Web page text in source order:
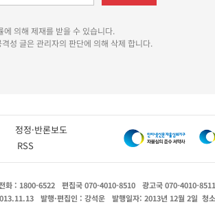
의해 제재를 받을 수 있습니다.
성 글은 관리자의 판단에 의해 삭제 합니다.
정정·반론보도
RSS
화 : 1800-6522 편집국 070-4010-8510
광고국 070-4010-8511
발행·편집인 : 강석운 발행일자: 2013년 12월 2일 청